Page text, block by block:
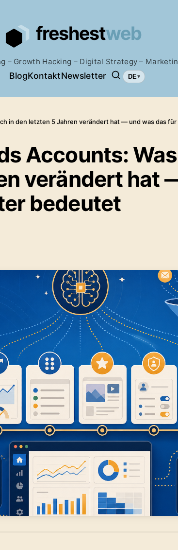
– Growth Hacking – Digital Strategy –
BlogKontaktNewsletter
Suchen...
DE▾
in den letzten 5 Jahren verändert hat — und was das
Accounts:
verändert hat
bedeutet